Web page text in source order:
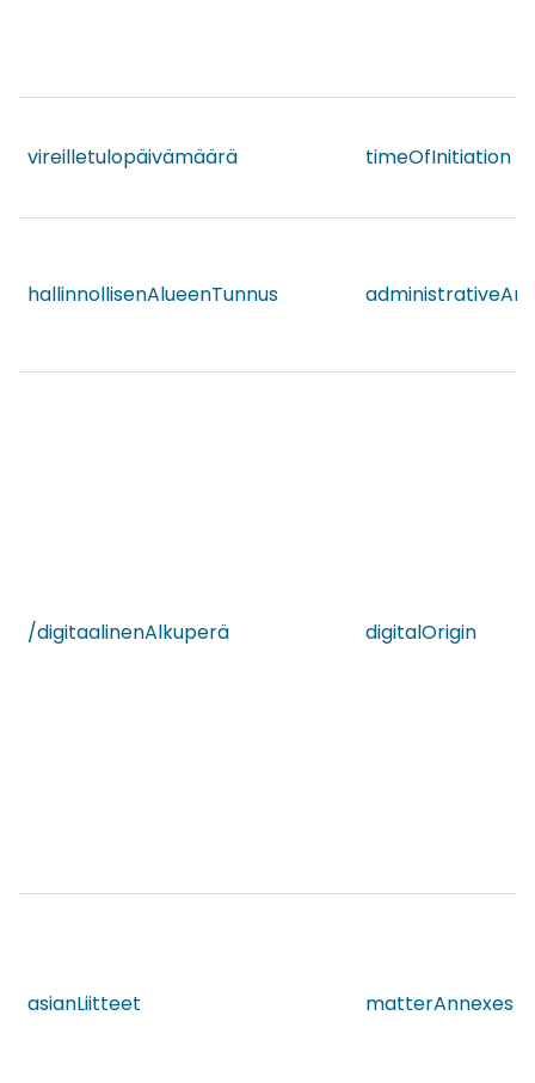
vireilletulopäivämäärä timeOfInitiation
hallinnollisenAlueenTunnus
/digitaalinenAlkuperä digitalOrigin
asianLiitteet matterAnnexes